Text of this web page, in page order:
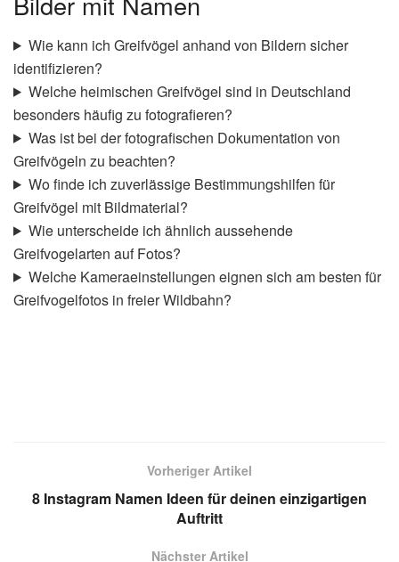
Wie kann ich Greifvögel anhand von Bildern sicher
identifizieren?
Welche heimischen Greifvögel sind in Deutschland
besonders häufig zu fotografieren?
Was ist bei der fotografischen Dokumentation von
Greifvögeln zu beachten?
Wo finde ich zuverlässige Bestimmungshilfen für
Greifvögel mit Bildmaterial?
Wie unterscheide ich ähnlich aussehende
Greifvogelarten auf Fotos?
Welche Kameraeinstellungen eignen sich am besten für
Greifvogelfotos in freier Wildbahn?
Vorheriger Artikel
8 Instagram Namen Ideen für deinen einzigartigen
Auftritt
Nächster Artikel